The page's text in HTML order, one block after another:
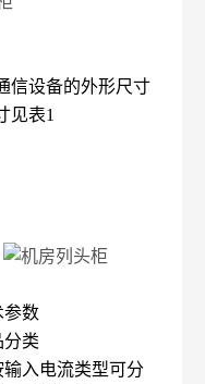
信设备的外形尺寸
见表1
参数
分类
输入电流类型可分